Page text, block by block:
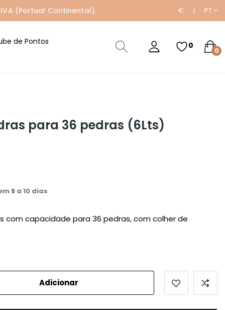
(Portual Continental). € PT
de Pontos
0
0
para 36 pedras (6Lts)
8 a 10 dias
com capacidade para 36 pedras, com colher de
Adicionar